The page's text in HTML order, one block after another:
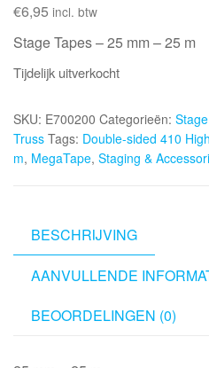
€6,95 incl. btw
Stage Tapes – 25 mm – 25 m
Tijdelijk uitverkocht
SKU: E700200 Categorieën:
Truss Tags: Double-sided 410
m, MegaTape, Staging &
BESCHRIJVING
AANVULLENDE
BEOORDELINGEN (0)